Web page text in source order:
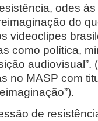
odes
do
videoclipes
como política,
audiovisual”.
no MASP com
de